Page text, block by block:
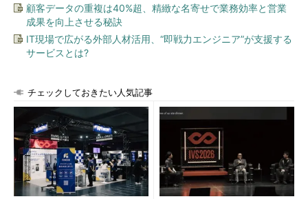
弱性を突かれた攻撃に遭遇してしまうケースも少なくないのが現
状ではないかと感じています。
Index
Page 1
派手なWebサイトの裏にある技術
プラグインの役割を知る
プラグインの脆弱性問題
顧客データの重複は40%超、精緻な名寄せで業務効率と営業
成果を向上させる秘訣
IT現場で広がる外部人材活用、“即戦力エンジニア”が支援する
サービスとは?
チェックしておきたい人気記事